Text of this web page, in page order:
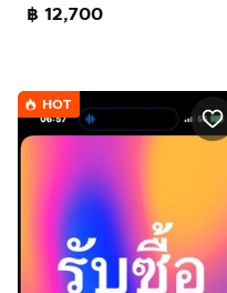
฿ 12,700
HOT